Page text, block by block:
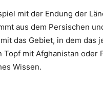
mit der Endung der
aus dem Persischen
das Gebiet, in dem
Topf mit Afghanistan oder
Wissen.